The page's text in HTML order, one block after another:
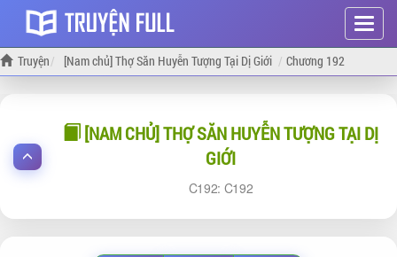
Hiện
menu
Truyện [Nam chủ] Thợ Săn Huyễn Tượng Tại Dị Giới Chương 192
[NAM CHỦ] THỢ SĂN HUYỄN TƯỢNG TẠI DỊ
GIỚI
192: 192